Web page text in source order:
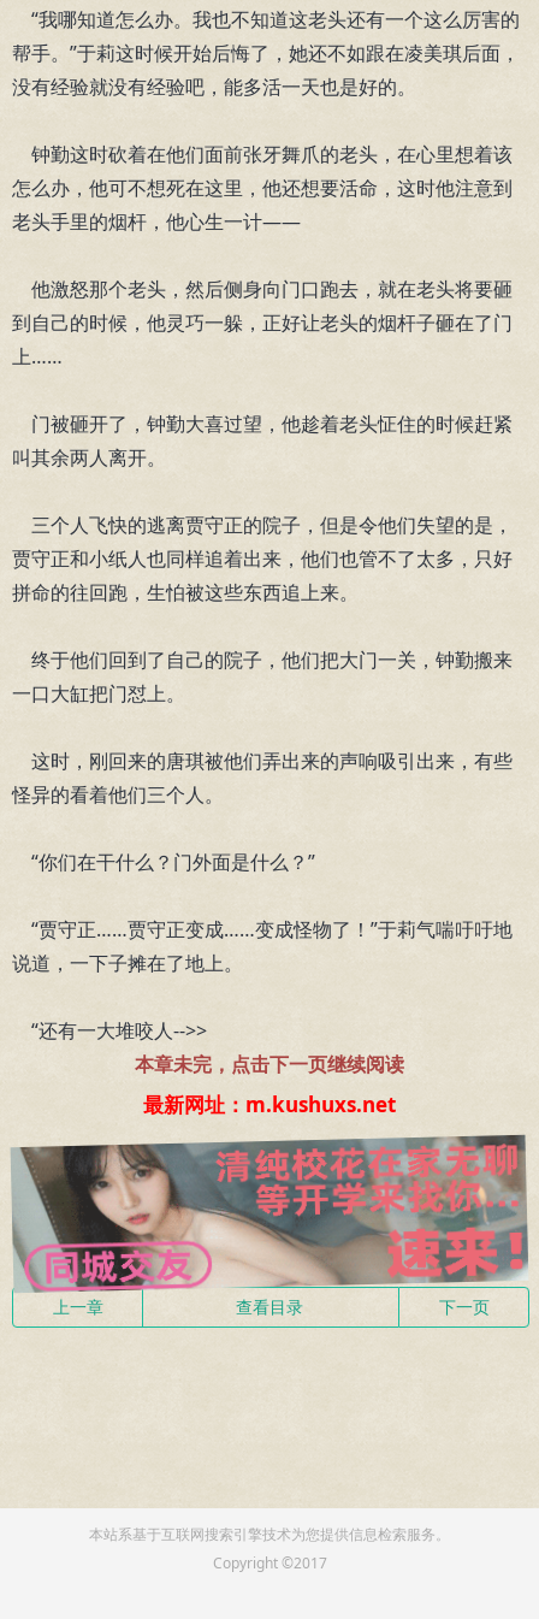
“我哪知道怎么办。我也不知道这老头还有一个这么厉害的
帮手。”于莉这时候开始后悔了，她还不如跟在凌美琪后面，
没有经验就没有经验吧，能多活一天也是好的。
钟勤这时砍着在他们面前张牙舞爪的老头，在心里想着该
怎么办，他可不想死在这里，他还想要活命，这时他注意到
老头手里的烟杆，他心生一计——
他激怒那个老头，然后侧身向门口跑去，就在老头将要砸
到自己的时候，他灵巧一躲，正好让老头的烟杆子砸在了门
上……
门被砸开了，钟勤大喜过望，他趁着老头怔住的时候赶紧
叫其余两人离开。
三个人飞快的逃离贾守正的院子，但是令他们失望的是，
贾守正和小纸人也同样追着出来，他们也管不了太多，只好
拼命的往回跑，生怕被这些东西追上来。
终于他们回到了自己的院子，他们把大门一关，钟勤搬来
一口大缸把门怼上。
这时，刚回来的唐琪被他们弄出来的声响吸引出来，有些
怪异的看着他们三个人。
“你们在干什么？门外面是什么？”
“贾守正……贾守正变成……变成怪物了！”于莉气喘吁吁地
说道，一下子摊在了地上。
“还有一大堆咬人-->>
本章未完，点击下一页继续阅读
最新网址：m.kushuxs.net
上一章 查看目录 下一页
本站系基于互联网搜索引擎技术为您提供信息检索服务。
Copyright ©2017